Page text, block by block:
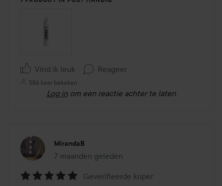
Vind ik leuk Reageer
586 keer bekeken
Log in om een reactie achter te laten
MirandaB
7 maanden geleden
Het bericht is gemaakt 7 maanden geleden
Geverifieerde koper